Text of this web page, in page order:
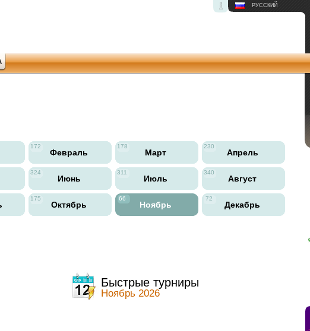
РУССКИЙ
172
Февраль
178
Март
230
Апрель
324
Июнь
311
Июль
340
Август
175
Октябрь
66
Ноябрь
72
Декабрь
Быстрые турниры
Ноябрь 2026